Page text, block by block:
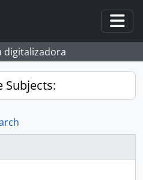
digitalizadora
Subjects: